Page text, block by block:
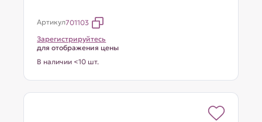
Артикул701103
Зарегистрируйтесь
для отображения цены
В наличии <10 шт.